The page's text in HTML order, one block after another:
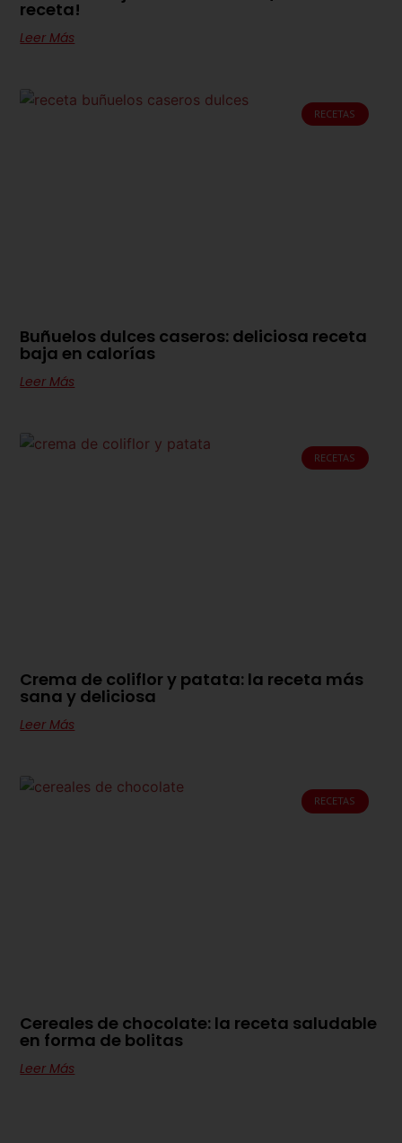
receta!
Leer Más
RECETAS
Buñuelos dulces caseros: deliciosa receta
baja en calorías
Leer Más
RECETAS
Crema de coliflor y patata: la receta más
sana y deliciosa
Leer Más
RECETAS
Cereales de chocolate: la receta saludable
en forma de bolitas
Leer Más